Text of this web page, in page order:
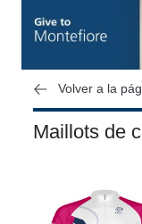
Volver a la
Maillots de